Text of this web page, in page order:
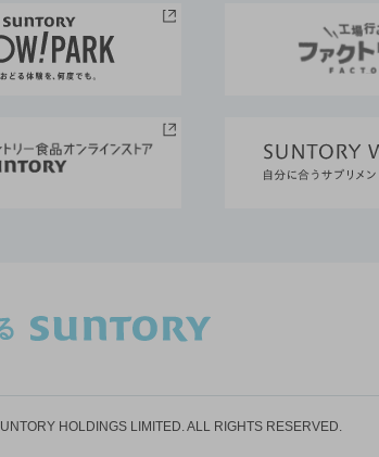
HOLDINGS LIMITED.ALL RIGHTS RESERVED.